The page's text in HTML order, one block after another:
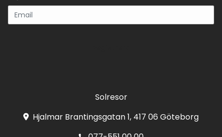
Solresor
Hjalmar Brantingsgatan 1, 417 06 Göteborg